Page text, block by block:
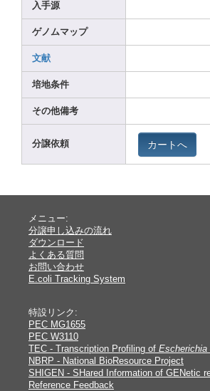
入手源
ゲノムマップ
文献
培地条件
その他備考
分譲依頼 カートへ
メニュー:
分譲申し込みの流れ
ダウンロード
よくある質問
お問い合わせ
E.coli Tracking System
特設リンク:
PEC MG1655
PEC W3110
TEC - Transcription Profiling of Escherichia
NBRP - National BioResource Project
SHIGEN - SHared Information of GENetic
Reference Feedback